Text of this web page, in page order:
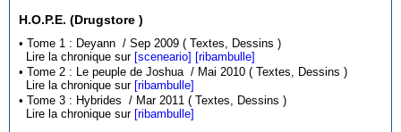
H.O.P.E. (Drugstore )
• Tome 1 : Deyann / Sep 2009 ( Textes, Dessins )
Lire la chronique sur [sceneario] [ribambulle]
• Tome 2 : Le peuple de Joshua / Mai 2010 ( Textes, Dessins )
Lire la chronique sur [ribambulle]
• Tome 3 : Hybrides / Mar 2011 ( Textes, Dessins )
Lire la chronique sur [ribambulle]